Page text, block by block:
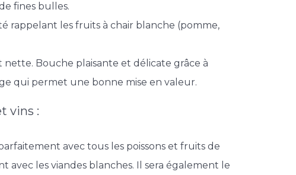
fines bulles.
rappelant les fruits à chair blanche (pomme,
Bouche plaisante et délicate grâce à
qui permet une bonne mise en valeur.
vins :
avec tous les poissons et fruits de
avec les viandes blanches. Il sera également le